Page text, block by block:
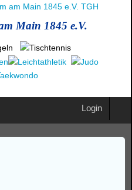
Main 1845 e.V.
Login